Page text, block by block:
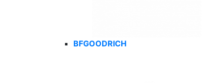
BFGOODRICH